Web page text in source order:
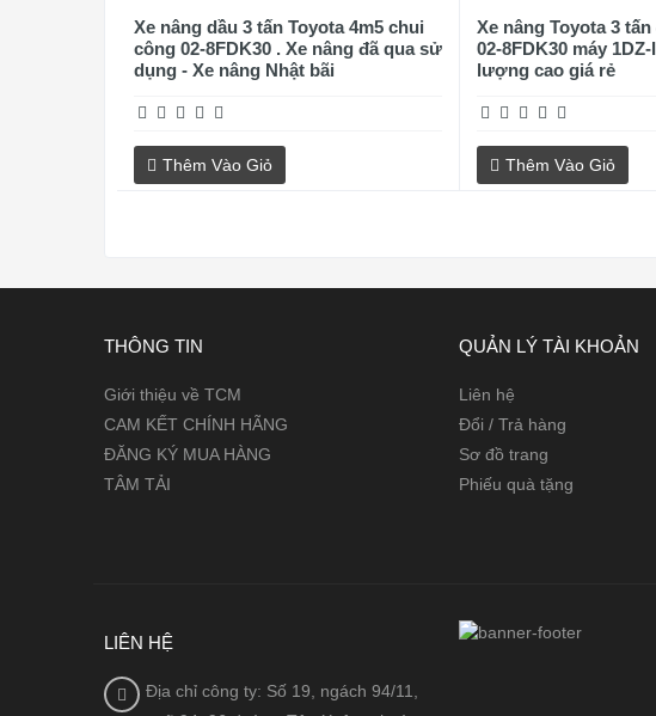
Xe nâng dầu 3 tấn Toyota 4m5 chui
công 02-8FDK30 . Xe nâng đã qua sử
dụng - Xe nâng Nhật bãi
Thêm Vào Giỏ
Xe nâng Toyota 3
02-8FDK30 máy
lượng cao giá rẻ
Thêm Vào Giỏ
THÔNG TIN
Giới thiệu về TCM
CAM KẾT CHÍNH HÃNG
ĐĂNG KÝ MUA HÀNG
TÂM TẢI
QUẢN LÝ TÀI KHOẢN
Liên hệ
Đổi / Trả hàng
Sơ đồ trang
Phiếu quà tặng
LIÊN HỆ
Địa chỉ công ty: Số 19, ngách 94/11,